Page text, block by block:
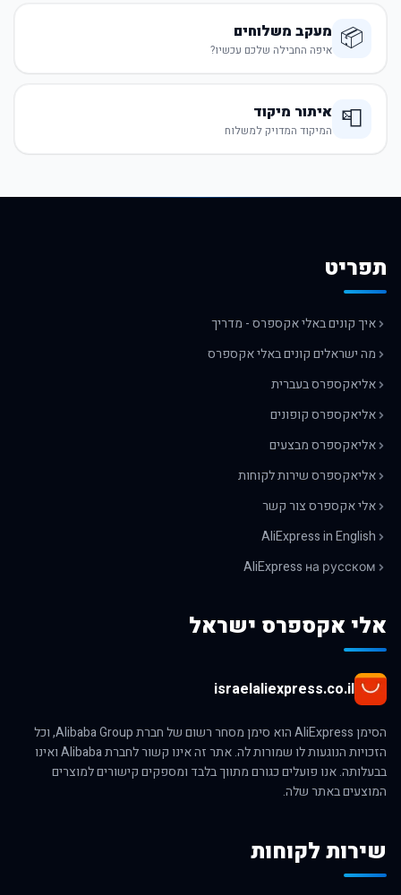
📦 מעקב משלוחים
איפה החבילה שלכם עכשיו?
📮 איתור מיקוד
המיקוד המדויק למשלוח
תפריט
איך קונים באלי אקספרס - מדריך
מה ישראלים קונים באלי אקספרס
אליאקספרס בעברית
אליאקספרס קופונים
אליאקספרס מבצעים
אליאקספרס שירות לקוחות
אלי אקספרס צור קשר
AliExpress in English
AliExpress на русском
אלי אקספרס ישראל
israelaliexpress.co.il
הסימן AliExpress הוא סימן מסחר רשום של חברת Alibaba Group, וכל
הזכויות הנוגעות לו שמורות לה. אתר זה אינו קשור לחברת Alibaba ואינו
בבעלותה. אנו פועלים כגורם מתווך בלבד ומספקים קישורים למוצרים
המוצעים באתר שלה.
שירות לקוחות